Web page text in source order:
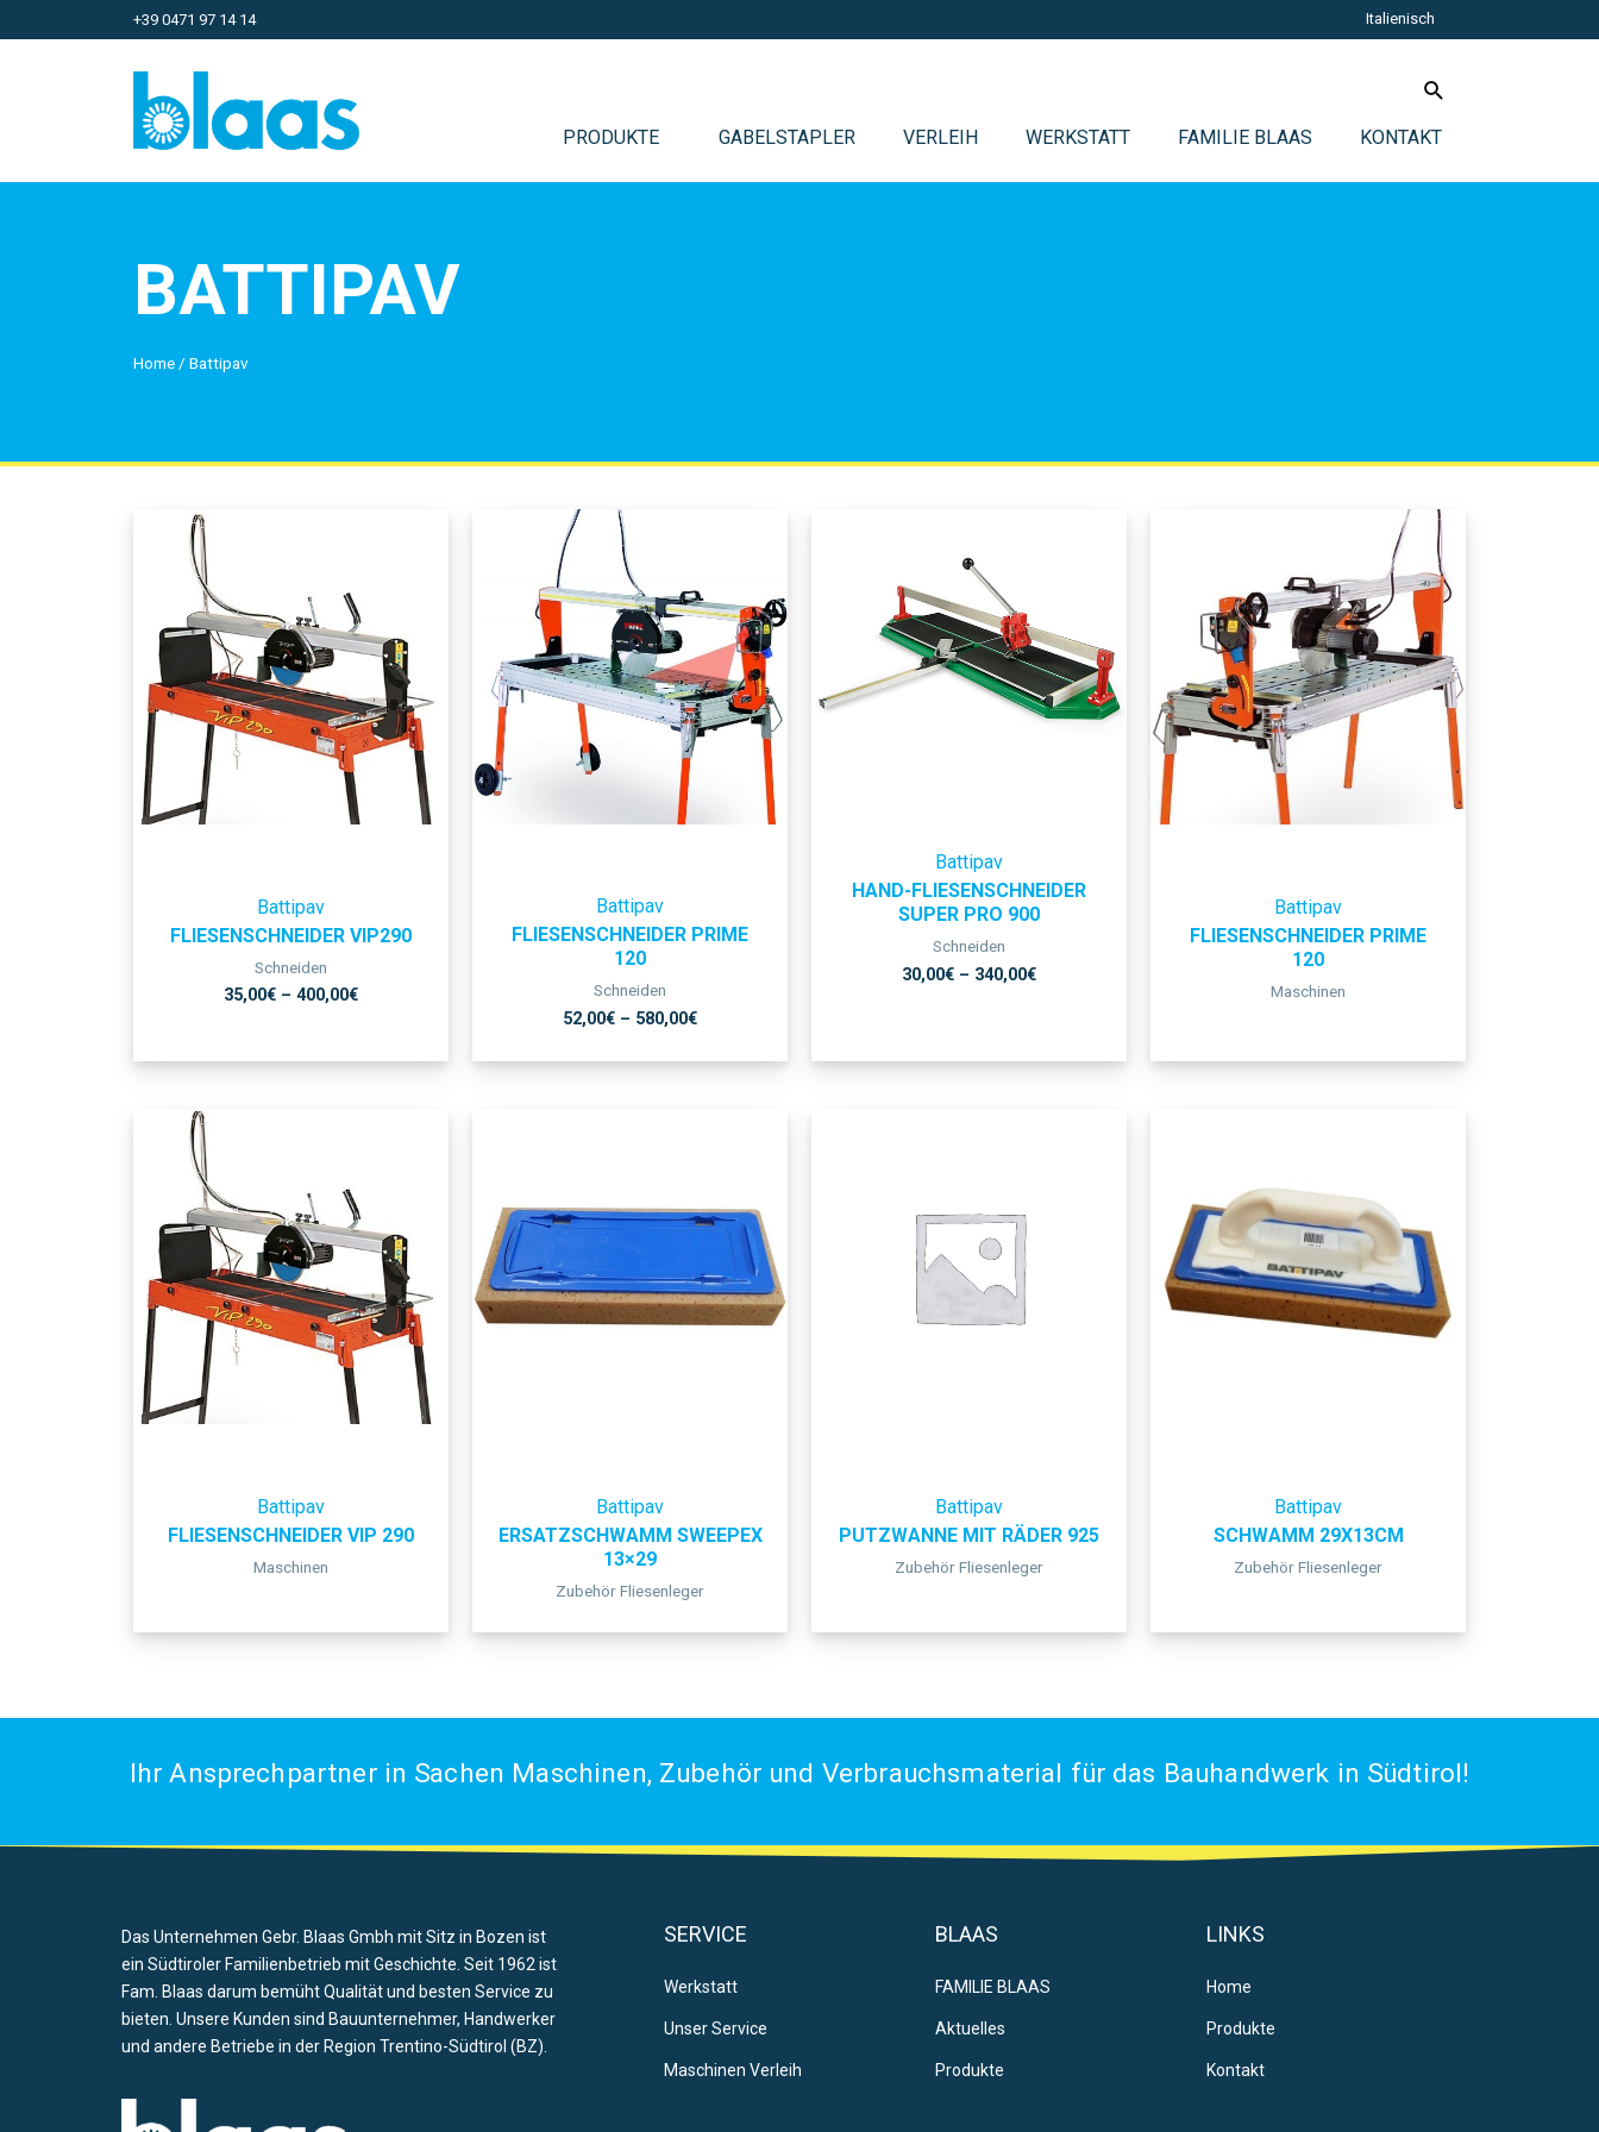
+39 0471 97 14 14 Italienisch
PRODUKTE GABELSTAPLER VERLEIH WERKSTATT FAMILIE BLAAS KONTAKT
BATTIPAV
Home / Battipav
Battipav
FLIESENSCHNEIDER VIP290
Schneiden
35,00€ – 400,00€
Battipav
FLIESENSCHNEIDER PRIME
120
Schneiden
52,00€ – 580,00€
Battipav
HAND-FLIESENSCHNEIDER
SUPER PRO 900
Schneiden
30,00€ – 340,00€
Battipav
FLIESENSCHNEIDER PRIME
120
Maschinen
Battipav
FLIESENSCHNEIDER VIP 290
Maschinen
Battipav
ERSATZSCHWAMM SWEEPEX
13×29
Zubehör Fliesenleger
Battipav
PUTZWANNE MIT RÄDER 925
Zubehör Fliesenleger
Battipav
SCHWAMM 29X13CM
Zubehör Fliesenleger
Ihr Ansprechpartner in Sachen Maschinen, Zubehör und Verbrauchsmaterial für das Bauhandwerk in Südtirol!
Das Unternehmen Gebr. Blaas Gmbh mit Sitz in Bozen ist
ein Südtiroler Familienbetrieb mit Geschichte. Seit 1962 ist
Fam. Blaas darum bemüht Qualität und besten Service zu
bieten. Unsere Kunden sind Bauunternehmer, Handwerker
und andere Betriebe in der Region Trentino-Südtirol (BZ).
SERVICE
Werkstatt
Unser Service
Maschinen Verleih
BLAAS
FAMILIE BLAAS
Aktuelles
Produkte
LINKS
Home
Produkte
Kontakt